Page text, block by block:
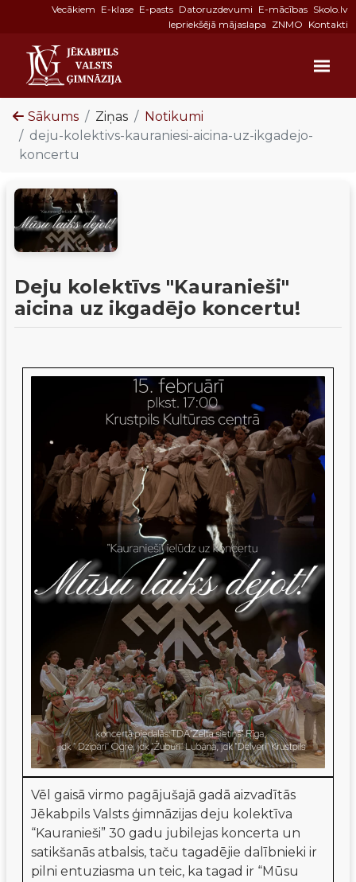
Vecākiem E-klase E-pasts Datoruzdevumi E-mācības Skolo.lv
Iepriekšējā mājaslapa ZNMO Kontakti
Sākums Ziņas
Notikumi
deju-kolektivs-kauraniesi-aicina-uz-ikgadejo-
koncertu
Deju kolektīvs "Kauranieši"
aicina uz ikgadējo koncertu!
Vēl gaisā virmo pagājušajā gadā aizvadītās
Jēkabpils Valsts ģimnāzijas deju kolektīva
“Kauranieši” 30 gadu jubilejas koncerta un
satikšanās atbalsis, taču tagadējie dalībnieki ir
pilni entuziasma un teic, ka tagad ir “Mūsu